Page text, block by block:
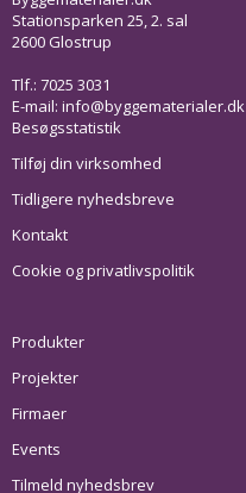
Stationsparken 25, 2. sal
2600 Glostrup
Tlf.: 7025 3031
E-mail: info@byggematerialer.dk
Besøgsstatistik
Tilføj din virksomhed
Tidligere nyhedsbreve
Kontakt
Cookie og privatlivspolitik
Produkter
Projekter
Firmaer
Events
Tilmeld nyhedsbrev